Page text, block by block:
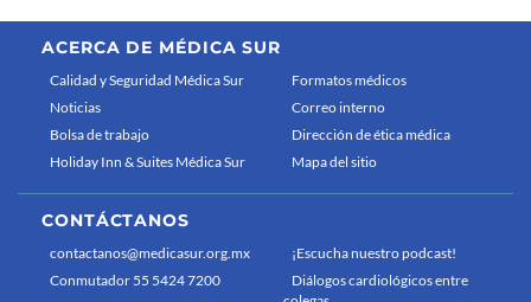
ACERCA DE MÉDICA SUR
Calidad y Seguridad Médica Sur
Noticias
Bolsa de trabajo
Holiday Inn & Suites Médica Sur
Formatos médicos
Correo interno
Dirección de ética médica
Mapa del sitio
CONTÁCTANOS
contactanos@medicasur.org.mx
Conmutador 55 5424 7200
¡Escucha nuestro podcast!
Diálogos cardiológicos entre